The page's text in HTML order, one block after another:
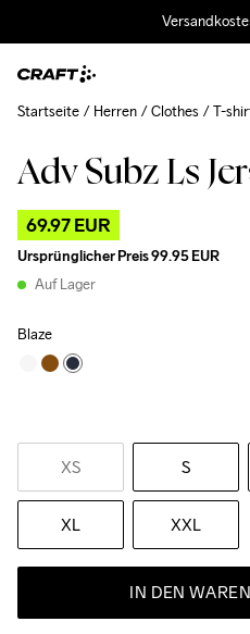
Adv Subz Ls
69.97 EUR
Ursprünglicher Preis99.95 EUR
Auf Lager
Blaze
XS S
XL XXL
IN DEN
Startseite Herren Clothes T-
Outlet